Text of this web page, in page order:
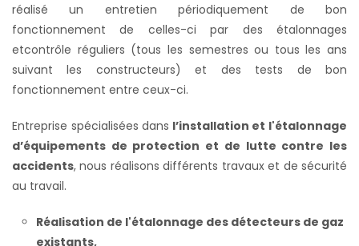
réalisé un entretien périodiquement de bon
fonctionnement de celles-ci par des étalonnages
etcontrôle réguliers (tous les semestres ou tous les ans
suivant les constructeurs) et des tests de bon
fonctionnement entre ceux-ci.
Entreprise spécialisées dans l’installation et l'étalonnage
d’équipements de protection et de lutte contre les
accidents, nous réalisons différents travaux et de sécurité
au travail.
Réalisation de l'étalonnage des détecteurs de gaz
existants,